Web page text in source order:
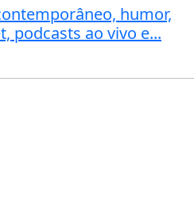
humor,
podcasts ao vivo e...